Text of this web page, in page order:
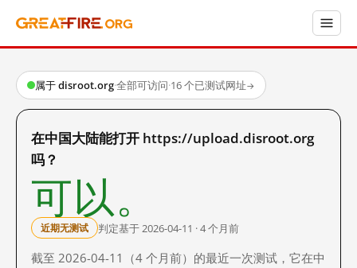
属于 disroot.org·全部可访问·16 个已测试网址→
在中国大陆能打开 https://upload.disroot.org
吗？
可以。
近期无测试 判定基于 2026-04-11 · 4 个月前
截至 2026-04-11（4 个月前）的最近一次测试，它在中